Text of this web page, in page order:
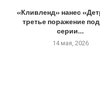
«Кливленд» нанес
третье поражение
серии...
14 мая, 2026